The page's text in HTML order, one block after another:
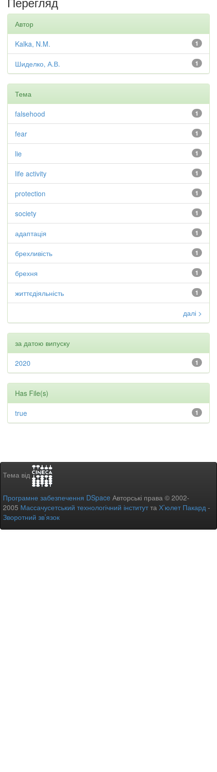
Автор
1
Kalka, N.M.
1
Шиделко, А.В.
Тема
1
falsehood
1
fear
1
lie
1
life activity
1
protection
1
society
1
адаптація
1
брехливість
1
брехня
1
життєдіяльність
далі >
за датою випуску
1
2020
Has File(s)
1
true
Тема від
Програмне забезпечення DSpace Авторські права © 2002-
2005 Массачусетський технологічний інститутта Х’юлет Пакард -
Зворотний зв’язок